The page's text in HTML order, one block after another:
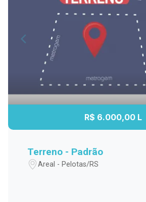
R$ 6.000,00 L
Terreno - Padrão
Areal - Pelotas/RS